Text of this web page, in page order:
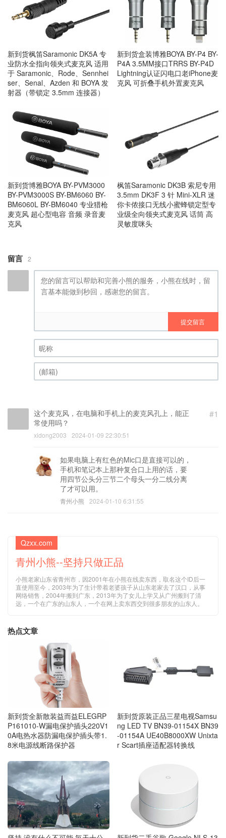
新到货枫笛Saramonic DK5A 专
业防水全指向领夹式麦克风 适用
于 Saramonic、Rode、Sennhei
ser、Senal、Azden 和 BOYA 发
射器（带锁定 3.5mm 连接器）
新到货盒装博雅BOYA BY-P4 BY-
P4A 3.5MM接口TRRS BY-P4D
Lightning认证闪电口老iPhone麦
克风 可折叠手机外置麦克风
新到货博雅BOYA BY-PVM3000
BY-PVM3000S BY-BM6060 BY-
BM6060L BY-BM6040 专业猎枪
麦克风 超心型电容 音频 录音麦
克风
枫笛Saramonic DK3B 索尼专用
3.5mm DK3F 3 针 Mini-XLR 迷
你卡侬接口无线小蜜蜂锁定型专
业级全向领夹式麦克风 话筒 高
灵敏度咪头
留言 2
提交留言
昵称 (必填)
#1
这个麦克风，在电脑和手机上的麦克风孔上，能正
常使用吗？
xidong2003 2024-01-09 22:30:51
如果电脑上有红色的Mic口是直接可以的，
手机和笔记本上那种复合口上用的话，要
用四节公头分三节二个母头一分二线分离
了才可以用。
青州小熊 2024-01-10 6:31:55
Qzxx.com
青州小熊--坚持只做正品
小熊老家山东省青州市，因2001年在小熊在线卖东西，取名这个ID后一
直使用至今，2003年为了生计带着老婆孩子从山东老家去了汉口，从事
网络销售，2004年搬到广东，2013年为了女儿上学又从广州搬到了清
远，一个在广东的山东人，一个在网上卖东西交到很多朋友的山东人。
热点文章
新到货全新散装益而益ELEGRP
P161010-W漏电保护插头220V1
0A电热水器防漏电保护插头带1.
8米电源线断路保护器
新到货原装正品三星电视Samsu
ng LED TV BN39-01154X BN39
-01154A UE40B8000XW Unixta
r Scart插座适配器转换线